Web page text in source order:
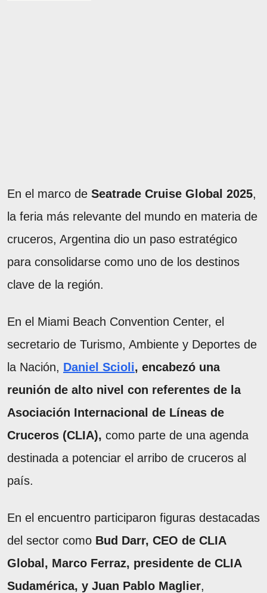
En el marco de Seatrade Cruise Global 2025,
la feria más relevante del mundo en materia de
cruceros, Argentina dio un paso estratégico
para consolidarse como uno de los destinos
clave de la región.
En el Miami Beach Convention Center, el
secretario de Turismo, Ambiente y Deportes de
la Nación, Daniel Scioli, encabezó una
reunión de alto nivel con referentes de la
Asociación Internacional de Líneas de
Cruceros (CLIA), como parte de una agenda
destinada a potenciar el arribo de cruceros al
país.
En el encuentro participaron figuras destacadas
del sector como Bud Darr, CEO de CLIA
Global, Marco Ferraz, presidente de CLIA
Sudamérica, y Juan Pablo Maglier,